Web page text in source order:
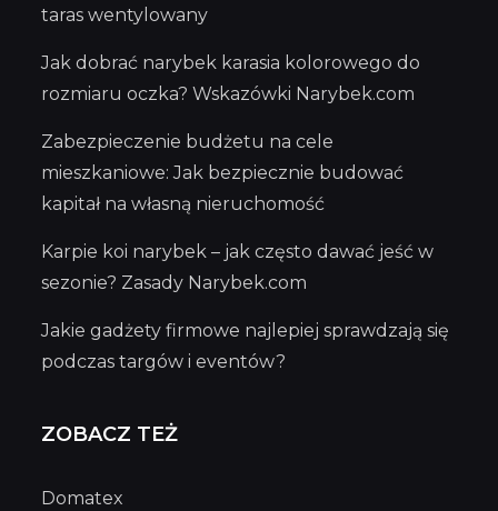
taras wentylowany
Jak dobrać narybek karasia kolorowego do
rozmiaru oczka? Wskazówki Narybek.com
Zabezpieczenie budżetu na cele
mieszkaniowe: Jak bezpiecznie budować
kapitał na własną nieruchomość
Karpie koi narybek – jak często dawać jeść w
sezonie? Zasady Narybek.com
Jakie gadżety firmowe najlepiej sprawdzają się
podczas targów i eventów?
ZOBACZ TEŻ
Domatex